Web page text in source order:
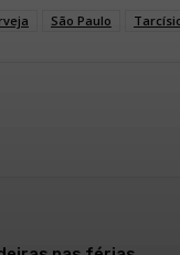
São Paulo